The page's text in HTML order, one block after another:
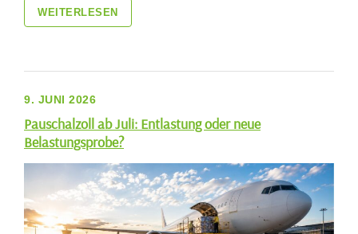
WEITERLESEN
9. JUNI 2026
Pauschalzoll ab Juli: Entlastung oder neue
Belastungsprobe?